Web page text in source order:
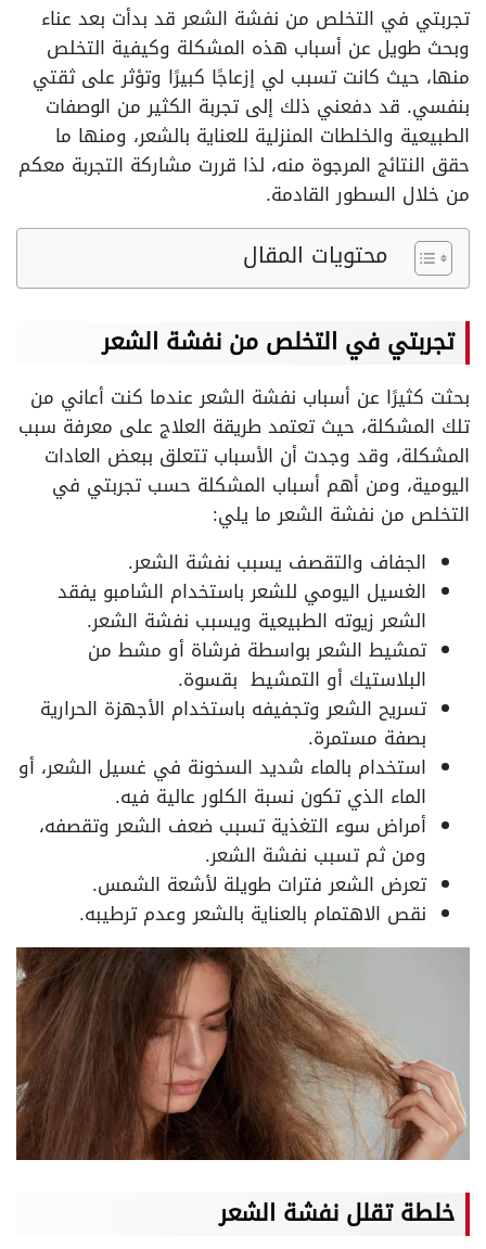
تجربتي في التخلص من نفشة الشعر قد بدأت بعد عناء
وبحث طويل عن أسباب هذه المشكلة وكيفية التخلص
منها، حيث كانت تسبب لي إزعاجًا كبيرًا وتؤثر على ثقتي
بنفسي. قد دفعني ذلك إلى تجربة الكثير من الوصفات
الطبيعية والخلطات المنزلية للعناية بالشعر، ومنها ما
حقق النتائج المرجوة منه، لذا قررت مشاركة التجربة معكم
من خلال السطور القادمة.
محتويات المقال
تجربتي في التخلص من نفشة الشعر
بحثت كثيرًا عن أسباب نفشة الشعر عندما كنت أعاني من
تلك المشكلة، حيث تعتمد طريقة العلاج على معرفة سبب
المشكلة، وقد وجدت أن الأسباب تتعلق ببعض العادات
اليومية، ومن أهم أسباب المشكلة حسب تجربتي في
التخلص من نفشة الشعر ما يلي:
الجفاف والتقصف يسبب نفشة الشعر.
الغسيل اليومي للشعر باستخدام الشامبو يفقد
الشعر زيوته الطبيعية ويسبب نفشة الشعر.
تمشيط الشعر بواسطة فرشاة أو مشط من
البلاستيك أو التمشيط بقسوة.
تسريح الشعر وتجفيفه باستخدام الأجهزة الحرارية
بصفة مستمرة.
استخدام بالماء شديد السخونة في غسيل الشعر، أو
الماء الذي تكون نسبة الكلور عالية فيه.
أمراض سوء التغذية تسبب ضعف الشعر وتقصفه،
ومن ثم تسبب نفشة الشعر.
تعرض الشعر فترات طويلة لأشعة الشمس.
نقص الاهتمام بالعناية بالشعر وعدم ترطيبه.
خلطة تقلل نفشة الشعر